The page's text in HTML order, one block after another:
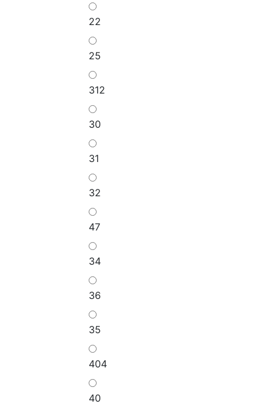
22
25
312
30
31
32
47
34
36
35
404
40